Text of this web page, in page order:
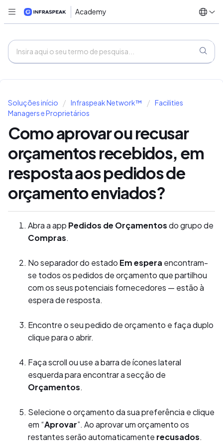
Academy
Soluções início Infraspeak Network™
Facilities
Managers e Proprietários
Como aprovar ou recusar
orçamentos recebidos, em
resposta aos pedidos de
orçamento enviados?
Abra a app Pedidos de Orçamentos do grupo de
Compras.
No separador do estado Em espera encontram-
se todos os pedidos de orçamento que partilhou
com os seus potenciais fornecedores — estão à
espera de resposta.
Encontre o seu pedido de orçamento e faça duplo
clique para o abrir.
Faça scroll ou use a barra de ícones lateral
esquerda para encontrar a secção de
Orçamentos.
Selecione o orçamento da sua preferência e clique
em “Aprovar”. Ao aprovar um orçamento os
restantes serão automaticamente recusados.